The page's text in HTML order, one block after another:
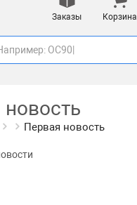
Заказы Корзина
Первая новость